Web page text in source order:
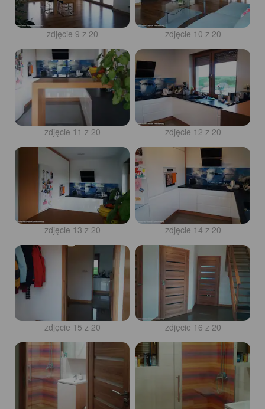
zdjęcie 9 z 20 zdjęcie 10 z 20
zdjęcie 11 z 20 zdjęcie 12 z 20
zdjęcie 13 z 20 zdjęcie 14 z 20
zdjęcie 15 z 20 zdjęcie 16 z 20